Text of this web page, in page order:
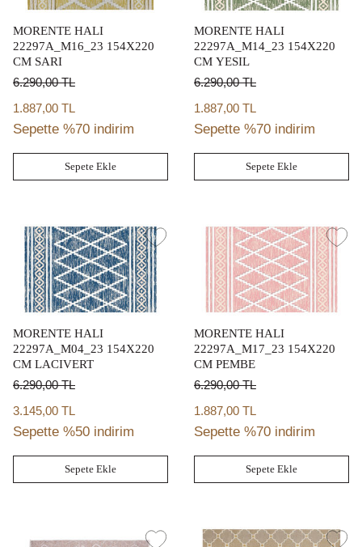
MORENTE HALI
22297A_M16_23 154X220
CM SARI
6.290,00TL
1.887,00 TL
Sepette %70 indirim
Sepete Ekle
MORENTE HALI
22297A_M14_23 154X220
CM YESIL
6.290,00TL
1.887,00 TL
Sepette %70 indirim
Sepete Ekle
MORENTE HALI
22297A_M04_23 154X220
CM LACIVERT
6.290,00TL
3.145,00 TL
Sepette %50 indirim
Sepete Ekle
MORENTE HALI
22297A_M17_23 154X220
CM PEMBE
6.290,00TL
1.887,00 TL
Sepette %70 indirim
Sepete Ekle